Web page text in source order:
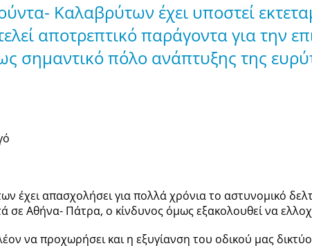
Καλαβρύτων έχει υποστεί
αποτρεπτικό παράγοντα για την
σημαντικό πόλο ανάπτυξης της
έχει απασχολήσει για πολλά χρόνια το αστυνομικό
σε Αθήνα- Πάτρα, ο κίνδυνος όμως εξακολουθεί να
να προχωρήσει και η εξυγίανση του οδικού µας